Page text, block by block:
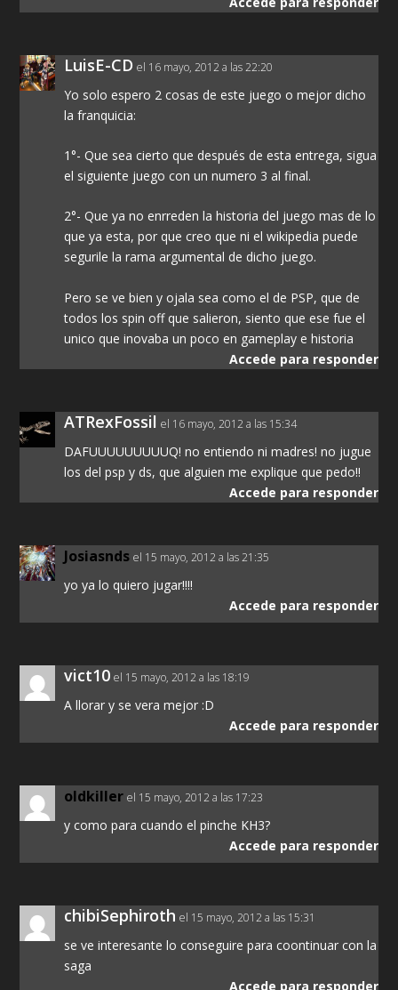
LuisE-CD el 16 mayo, 2012 a las 22:20
Yo solo espero 2 cosas de este juego o mejor dicho
la franquicia:
1°- Que sea cierto que después de esta entrega, sigua
el siguiente juego con un numero 3 al final.
2°- Que ya no enrreden la historia del juego mas de lo
que ya esta, por que creo que ni el wikipedia puede
segurile la rama argumental de dicho juego.
Pero se ve bien y ojala sea como el de PSP, que de
todos los spin off que salieron, siento que ese fue el
unico que inovaba un poco en gameplay e historia
Accede para responder
ATRexFossil el 16 mayo, 2012 a las 15:34
DAFUUUUUUUUUQ! no entiendo ni madres! no jugue
los del psp y ds, que alguien me explique que pedo!!
Accede para responder
Josiasnds el 15 mayo, 2012 a las 21:35
yo ya lo quiero jugar!!!!
Accede para responder
vict10 el 15 mayo, 2012 a las 18:19
A llorar y se vera mejor :D
Accede para responder
oldkiller el 15 mayo, 2012 a las 17:23
y como para cuando el pinche KH3?
Accede para responder
chibiSephiroth el 15 mayo, 2012 a las 15:31
se ve interesante lo conseguire para coontinuar con la
saga
Accede para responder